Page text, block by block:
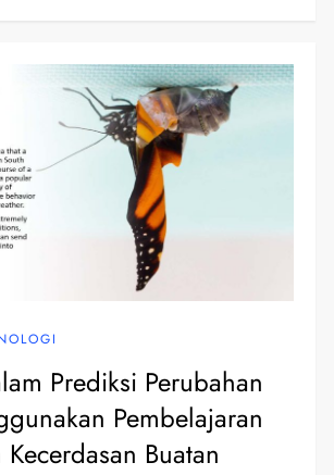
Prediksi Perubahan
Pembelajaran
Buatan